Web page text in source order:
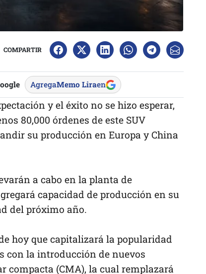
COMPARTIR
AgregaMemo Liraen
y el éxito no se hizo esperar,
80,000 órdenes de este SUV
su producción en Europa y China
a cabo en la planta de
capacidad de producción en su
del próximo año.
hoy que capitalizará la popularidad
con la introducción de nuevos
compacta (CMA), la cual remplazará